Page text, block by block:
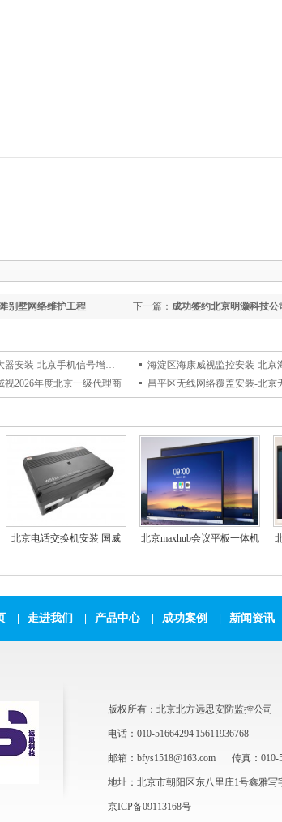
下一篇： 成功签约北京明灏科技
别墅网络维护工程
昌平区林创手机信号放大器安装-北京手机信号增强器安装维修公司
2026年度北京一级代理商
北京电话交换机安装 国威
北京maxhub会议平板一体机
走进我们 产品中心 成功案例 新闻资讯
版权所有：北京北方远思安防监控公司
电话：010-51664294 15611936768
邮箱：bfys1518@163.com 传真：010-
地址：北京市朝阳区东八里庄1号鑫雅写
京ICP备09113168号